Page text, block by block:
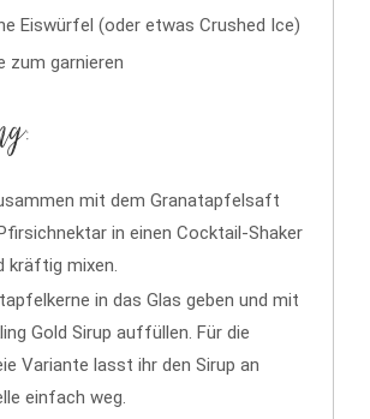
Eiswürfel (oder etwas Crushed Ice)
zum garnieren
mit dem Granatapfelsaft
in einen Cocktail-Shaker
kräftig mixen.
in das Glas geben und mit
Gold Sirup auffüllen. Für die
Variante lasst ihr den Sirup an
einfach weg.